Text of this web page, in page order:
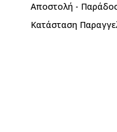
Αποστολή -
Κατάσταση